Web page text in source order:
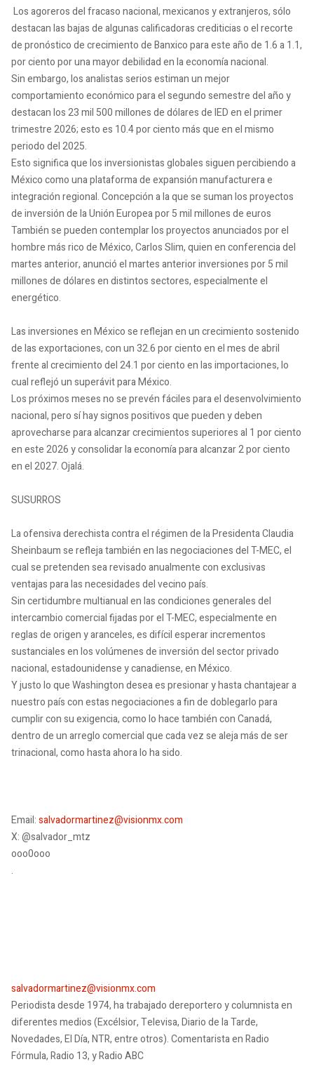
Los agoreros del fracaso nacional, mexicanos y extranjeros, sólo
destacan las bajas de algunas calificadoras crediticias o el recorte
de pronóstico de crecimiento de Banxico para este año de 1.6 a 1.1,
por ciento por una mayor debilidad en la economía nacional.
Sin embargo, los analistas serios estiman un mejor
comportamiento económico para el segundo semestre del año y
destacan los 23 mil 500 millones de dólares de IED en el primer
trimestre 2026; esto es 10.4 por ciento más que en el mismo
periodo del 2025.
Esto significa que los inversionistas globales siguen percibiendo a
México como una plataforma de expansión manufacturera e
integración regional. Concepción a la que se suman los proyectos
de inversión de la Unión Europea por 5 mil millones de euros
También se pueden contemplar los proyectos anunciados por el
hombre más rico de México, Carlos Slim, quien en conferencia del
martes anterior, anunció el martes anterior inversiones por 5 mil
millones de dólares en distintos sectores, especialmente el
energético.
Las inversiones en México se reflejan en un crecimiento sostenido
de las exportaciones, con un 32.6 por ciento en el mes de abril
frente al crecimiento del 24.1 por ciento en las importaciones, lo
cual reflejó un superávit para México.
Los próximos meses no se prevén fáciles para el desenvolvimiento
nacional, pero sí hay signos positivos que pueden y deben
aprovecharse para alcanzar crecimientos superiores al 1 por ciento
en este 2026 y consolidar la economía para alcanzar 2 por ciento
en el 2027. Ojalá.
SUSURROS
La ofensiva derechista contra el régimen de la Presidenta Claudia
Sheinbaum se refleja también en las negociaciones del T-MEC, el
cual se pretenden sea revisado anualmente con exclusivas
ventajas para las necesidades del vecino país.
Sin certidumbre multianual en las condiciones generales del
intercambio comercial fijadas por el T-MEC, especialmente en
reglas de origen y aranceles, es difícil esperar incrementos
sustanciales en los volúmenes de inversión del sector privado
nacional, estadounidense y canadiense, en México.
Y justo lo que Washington desea es presionar y hasta chantajear a
nuestro país con estas negociaciones a fin de doblegarlo para
cumplir con su exigencia, como lo hace también con Canadá,
dentro de un arreglo comercial que cada vez se aleja más de ser
trinacional, como hasta ahora lo ha sido.
Email:salvadormartinez@visionmx.com
X: @salvador_mtz
ooo0ooo
.
salvadormartinez@visionmx.com
Periodista desde 1974, ha trabajado dereportero y columnista en
diferentes medios (Excélsior, Televisa, Diario de la Tarde,
Novedades, El Día, NTR, entre otros). Comentarista en Radio
Fórmula, Radio 13, y Radio ABC